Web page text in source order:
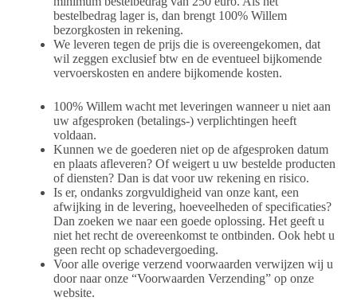
bestelbedrag lager is, dan brengt 100% Willem
bezorgkosten in rekening.
We leveren tegen de prijs die is overeengekomen, dat
wil zeggen exclusief btw en de eventueel bijkomende
vervoerskosten en andere bijkomende kosten.
100% Willem wacht met leveringen wanneer u niet aan
uw afgesproken (betalings-) verplichtingen heeft
voldaan.
Kunnen we de goederen niet op de afgesproken datum
en plaats afleveren? Of weigert u uw bestelde producten
of diensten? Dan is dat voor uw rekening en risico.
Is er, ondanks zorgvuldigheid van onze kant, een
afwijking in de levering, hoeveelheden of specificaties?
Dan zoeken we naar een goede oplossing. Het geeft u
niet het recht de overeenkomst te ontbinden. Ook hebt u
geen recht op schadevergoeding.
Voor alle overige verzend voorwaarden verwijzen wij u
door naar onze “Voorwaarden Verzending” op onze
website.